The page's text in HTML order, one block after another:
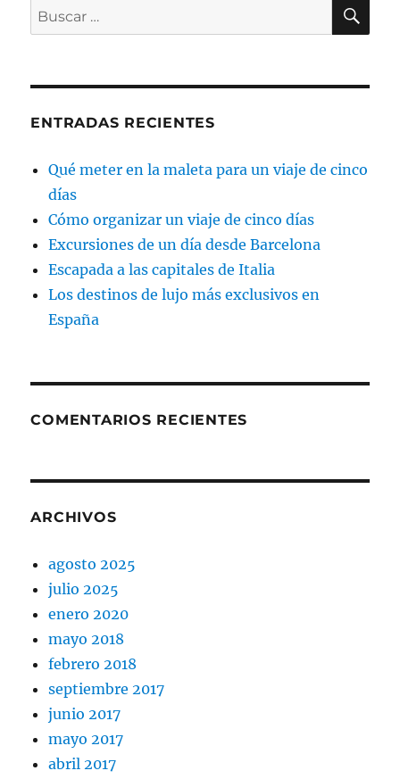
Buscar
por:
ENTRADAS RECIENTES
Qué meter en la maleta para un viaje de cinco
días
Cómo organizar un viaje de cinco días
Excursiones de un día desde Barcelona
Escapada a las capitales de Italia
Los destinos de lujo más exclusivos en
España
COMENTARIOS RECIENTES
ARCHIVOS
agosto 2025
julio 2025
enero 2020
mayo 2018
febrero 2018
septiembre 2017
junio 2017
mayo 2017
abril 2017